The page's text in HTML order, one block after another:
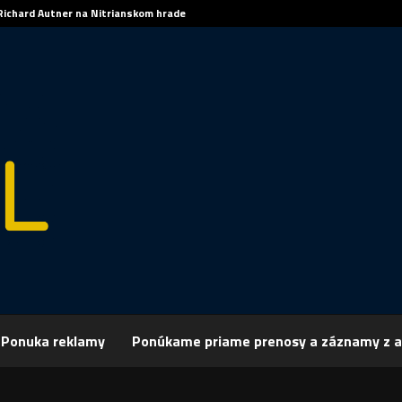
Autner na Nitrianskom hrade
Ponuka reklamy Ponúkame priame prenosy a záznamy z
Archív Šport ŠPORT, HOKEJ: Nitrania otočili duel s Banskobystričanmi